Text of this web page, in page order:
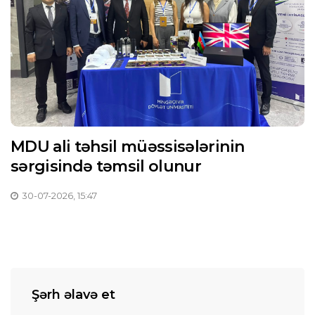
MDU ali təhsil müəssisələrinin
sərgisində təmsil olunur
30-07-2026, 15:47
Şərh əlavə et